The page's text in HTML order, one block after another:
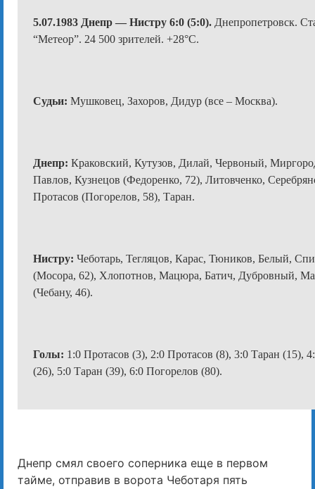
5.07.1983 Днепр — Нистру 6:0 (5:0). Днепропетровск.
“Метеор”. 24 500 зрителей. +28°C.
Судьи: Мушковец, Захоров, Дидур (все – Москва).
Днепр: Краковский, Кутузов, Дилай, Червоный,
Павлов, Кузнецов (Федоренко, 72), Литовченко,
Протасов (Погорелов, 58), Таран.
Нистру: Чеботарь, Тегляцов, Карас, Тюников, Белый,
(Мосора, 62), Хлопотнов, Мацюра, Батич, Дубровный,
(Чебану, 46).
Голы: 1:0 Протасов (3), 2:0 Протасов (8), 3:0 Таран (15),
(26), 5:0 Таран (39), 6:0 Погорелов (80).
Днепр смял своего соперника еще в первом
тайме, отправив в ворота Чеботаря пять